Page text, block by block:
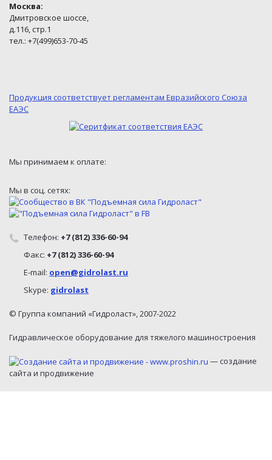
Москва:
Дмитровское шоссе,
д.116, стр.1
тел.: +7(499)653-70-45
Продукция соответствует регламентам Евразийского Союза
ЕАЭС
Мы принимаем к оплате:
Мы в соц. сетях:
Телефон: +7 (812) 336-60-94
Факс: +7 (812) 336-60-94
E-mail: open@gidrolast.ru
Skype: gidrolast
© Группа компаний «Гидроласт», 2007-2022
Гидравлическое оборудование для тяжелого машиностроения
— создание
сайта и продвижение